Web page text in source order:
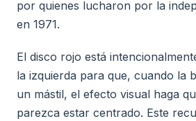
por quienes lucharon por la
en 1971.
El disco rojo está
la izquierda para que, cuando la
un mástil, el efecto visual haga
parezca estar centrado. Este